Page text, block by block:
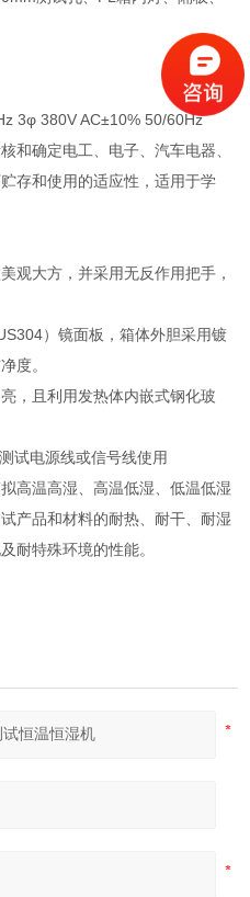
3φ 380V AC±10% 50/60Hz
和确定电工、电子、汽车电器、
存和使用的适应性，适用于学
观大方，并采用无反作用把手，
）镜面板，箱体外胆采用镀
度。
，且利用发热体内嵌式钢化玻
试电源线或信号线使用
高温高湿、高温低湿、低温低湿
产品和材料的耐热、耐干、耐湿
耐特殊环境的性能。